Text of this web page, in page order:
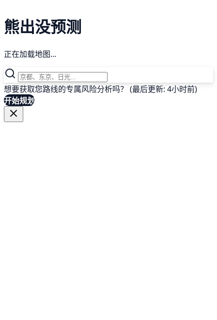
熊出没预测
正在加载地图...
想要获取您路线的专属风险分析吗？ (最后更新: 4小时前)
开始规划